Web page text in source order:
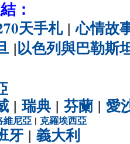
：
天手札|心情故
|以色列與巴勒斯
| 瑞典 | 芬蘭 | 愛
維尼亞 | 克羅埃西亞
牙 | 義大利